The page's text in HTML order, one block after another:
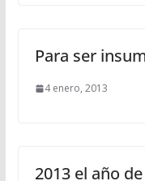
Para ser
4 enero, 2013
2013 el año